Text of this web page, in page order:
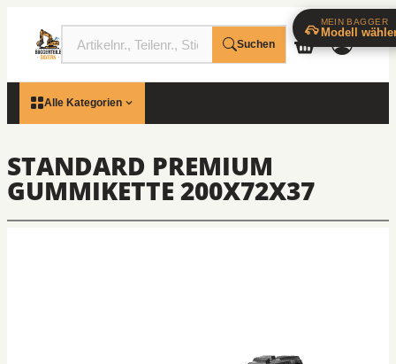
Suchen
Alle Kategorien
STANDARD PREMIUM
GUMMIKETTE 200X72X37
MEIN BAGGER
Modell